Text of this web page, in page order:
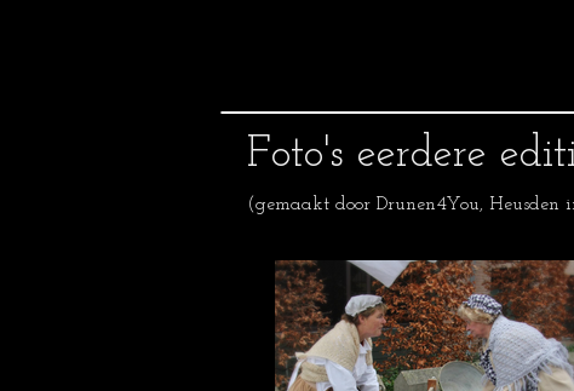
Foto's eerdere
(gemaakt door Drunen4You, Heusden